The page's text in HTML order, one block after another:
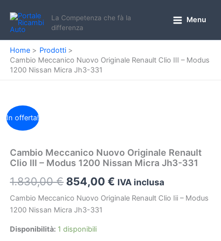
contenuto
La Competenza che fà la
differenza
Main
Menu
Home
Prodotti
Cambio Meccanico Nuovo Originale Renault Clio III – Modus
1200 Nissan Micra Jh3-331
In offerta!
Cambio Meccanico Nuovo Originale Renault
Clio III – Modus 1200 Nissan Micra Jh3-331
1.830,00€ Il
prezzo
originale
era:
854,00 € Il
prezzo
IVA inclusa
Cambio Meccanico Nuovo Originale Renault Clio Iii – Modus
1200 Nissan Micra Jh3-331
Disponibilità: 1 disponibili